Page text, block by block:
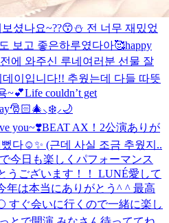
셨나요~??😙⛄️ 전 너무 재밌었
보고 좋은하루였다아🥰happy
에 와주신 루네여러분 선물 잘
이입니다!! 추웠는데 다들 따뜻
~💕Life couldn’t get
you~❣️BEAT AX！2公演ありが
다☺️✨ (근데 사실 조금 추웠지..
今日も楽しくパフォーマンス
うございます！！ LUNÉ愛して
年は本当にありがとう^ ^ 最高
すぐ会いに行くので一緒に楽し